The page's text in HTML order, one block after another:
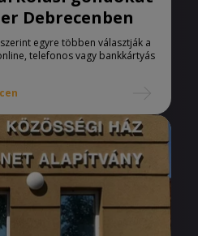
Debrecenben
egyre többen választják a
telefonos vagy bankkártyás